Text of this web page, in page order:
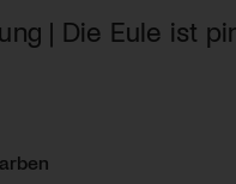
| Die Eule ist